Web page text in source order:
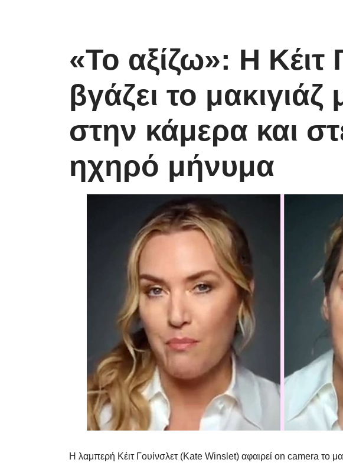
«Το αξίζω»: Η Κέιτ
βγάζει το
στην κάμερα και
ηχηρό μήνυμα
Η λαμπερή Κέιτ Γουίνσλετ (Kate Winslet) αφαιρεί on camera το